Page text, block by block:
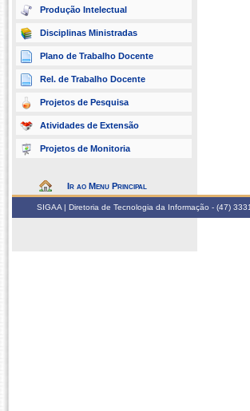
Produção Intelectual
Disciplinas Ministradas
Plano de Trabalho Docente
Rel. de Trabalho Docente
Projetos de Pesquisa
Atividades de Extensão
Projetos de Monitoria
Ir ao Menu Principal
SIGAA | Diretoria de Tecnologia da Informação - (47)